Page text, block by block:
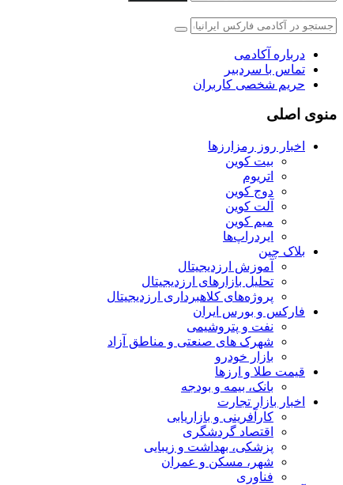
درباره آکادمی
تماس با سردبیر
حریم شخصی کاربران
منوی اصلی
اخبار روز رمزارزها
بیت کوین
اتریوم
دوج کوین
آلت کوین
میم کوین‌
ایردراپ‌ها
بلاک چین
آموزش ارزدیجیتال
تحلیل بازارهای ارزدیجیتال
پروژه‌های کلاهبرداری ارزدیجیتال
فارکس و بورس ایران
نفت و پتروشیمی
شهرک های صنعتی و مناطق آزاد
بازار خودرو
قیمت طلا و ارزها
بانک، بیمه و بودجه
اخبار بازار تجارت
کارآفرینی و بازاریابی
اقتصاد گردشگری
پزشکی، بهداشت و زیبایی
شهر، مسکن و عمران
فناوری